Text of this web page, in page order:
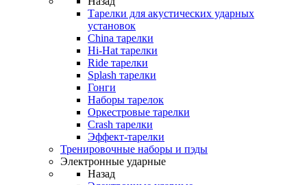
Тарелки для акустических ударных
установок
China тарелки
Hi-Hat тарелки
Ride тарелки
Splash тарелки
Гонги
Наборы тарелок
Оркестровые тарелки
Сrash тарелки
Эффект-тарелки
Тренировочные наборы и пэды
Электронные ударные
Назад